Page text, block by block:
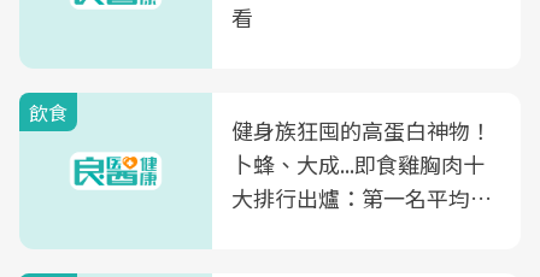
看
飲食
健身族狂囤的高蛋白神物！
卜蜂、大成...即食雞胸肉十
大排行出爐：第一名平均一